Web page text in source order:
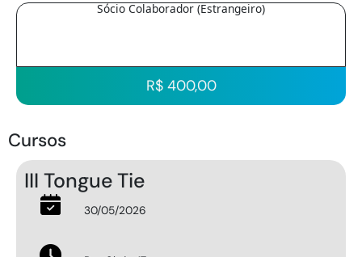
Sócio Colaborador (Estrangeiro)
R$ 400,00
Cursos
Da Amamentação à
Alimentar